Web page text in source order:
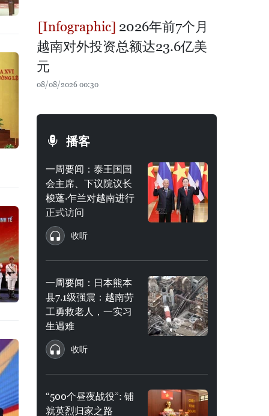
2026年前7个月
越南对外投资总额达23.6亿美
元
08/08/2026 00:30
播客
一周要闻：泰王国国
会主席、下议院议长
梭蓬·乍兰对越南进行
正式访问
收听
一周要闻：日本熊本
县7.1级强震：越南劳
工勇救老人，一实习
生遇难
收听
“500个昼夜战役”: 铺
就英烈归家之路